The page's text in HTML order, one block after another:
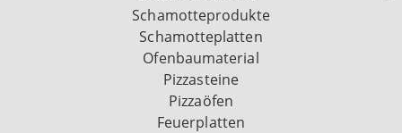
Schamotteprodukte
Schamotteplatten
Ofenbaumaterial
Pizzasteine
Pizzaöfen
Feuerplatten